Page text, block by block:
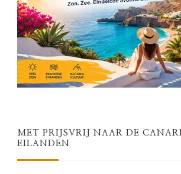
MET PRIJSVRIJ NAAR DE
EILANDEN